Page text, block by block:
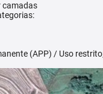
camadas
(APP) / Uso